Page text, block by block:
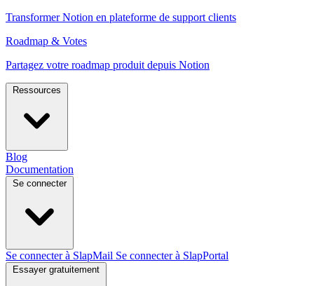
Transformer Notion en plateforme de support clients
Roadmap & Votes
Partagez votre roadmap produit depuis Notion
Ressources
Blog
Documentation
Se connecter
Se connecter à SlapMail Se connecter à SlapPortal
Essayer gratuitement